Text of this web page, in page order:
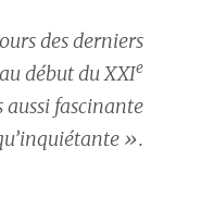
des derniers
début du XXIe
aussi fascinante
».